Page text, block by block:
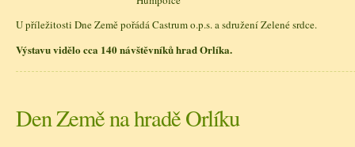
U příležitosti Dne Země pořádá Castrum o.p.s. a sdružení Zelené srdce.
Výstavu vidělo cca 140 návštěvníků hrad Orlíka.
Den Země na hradě Orlíku